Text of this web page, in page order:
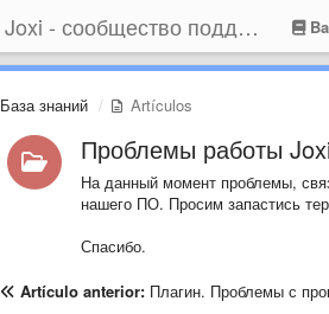
Joxi - сообщество поддержки
База знаний Artículos
Проблемы работы
На данный момент проблемы,
нашего ПО. Просим запастись
Спасибо.
Artículo anterior: Плагин. Проблемы с